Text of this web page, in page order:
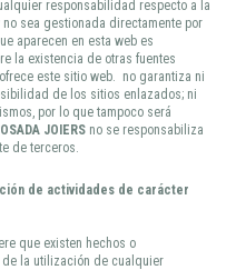
responsabilidad respecto a la
sea gestionada directamente por
aparecen en esta web es
la existencia de otras fuentes
este sitio web. no garantiza ni
de los sitios enlazados; ni
por lo que tampoco será
JOIERS no se responsabiliza
de terceros.
de actividades de carácter
que existen hechos o
la utilización de cualquier